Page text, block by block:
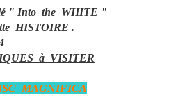
" Into the WHITE "
HISTOIRE .
à VISITER
MAGNIFICA